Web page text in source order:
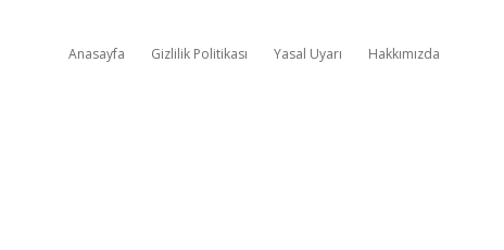
Anasayfa Gizlilik Politikası Yasal Uyarı Hakkımızda